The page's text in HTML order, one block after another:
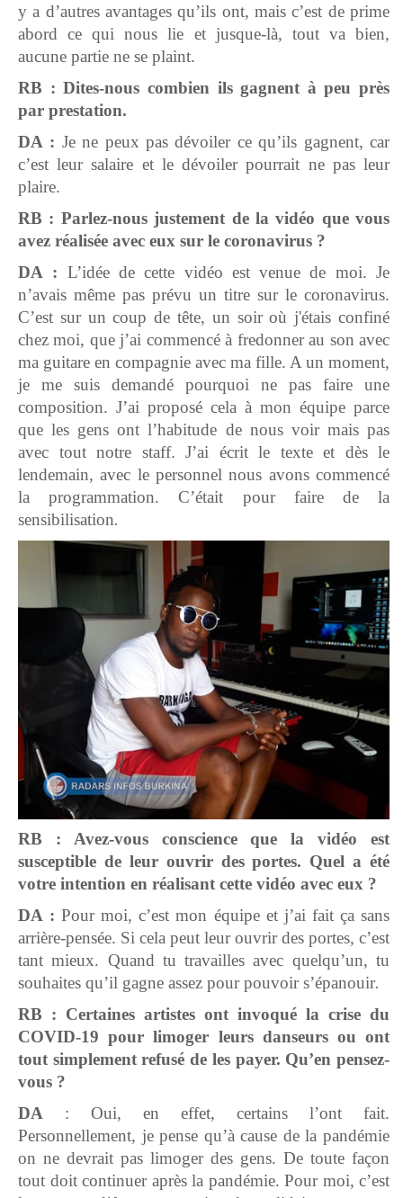
y a d’autres avantages qu’ils ont, mais c’est de prime
abord ce qui nous lie et jusque-là, tout va bien,
aucune partie ne se plaint.
RB : Dites-nous combien ils gagnent à peu près
par prestation.
DA : Je ne peux pas dévoiler ce qu’ils gagnent, car
c’est leur salaire et le dévoiler pourrait ne pas leur
plaire.
RB : Parlez-nous justement de la vidéo que vous
avez réalisée avec eux sur le coronavirus ?
DA : L’idée de cette vidéo est venue de moi. Je
n’avais même pas prévu un titre sur le coronavirus.
C’est sur un coup de tête, un soir où j'étais confiné
chez moi, que j’ai commencé à fredonner au son avec
ma guitare en compagnie avec ma fille. A un moment,
je me suis demandé pourquoi ne pas faire une
composition. J’ai proposé cela à mon équipe parce
que les gens ont l’habitude de nous voir mais pas
avec tout notre staff. J’ai écrit le texte et dès le
lendemain, avec le personnel nous avons commencé
la programmation. C’était pour faire de la
sensibilisation.
RB : Avez-vous conscience que la vidéo est
susceptible de leur ouvrir des portes. Quel a été
votre intention en réalisant cette vidéo avec eux ?
DA :Pour moi, c’est mon équipe et j’ai fait ça sans
arrière-pensée. Si cela peut leur ouvrir des portes, c’est
tant mieux. Quand tu travailles avec quelqu’un, tu
souhaites qu’il gagne assez pour pouvoir s’épanouir.
RB : Certaines artistes ont invoqué la crise du
COVID-19 pour limoger leurs danseurs ou ont
tout simplement refusé de les payer. Qu’en pensez-
vous ?
DA : Oui, en effet, certains l’ont fait.
Personnellement, je pense qu’à cause de la pandémie
on ne devrait pas limoger des gens. De toute façon
tout doit continuer après la pandémie. Pour moi, c’est